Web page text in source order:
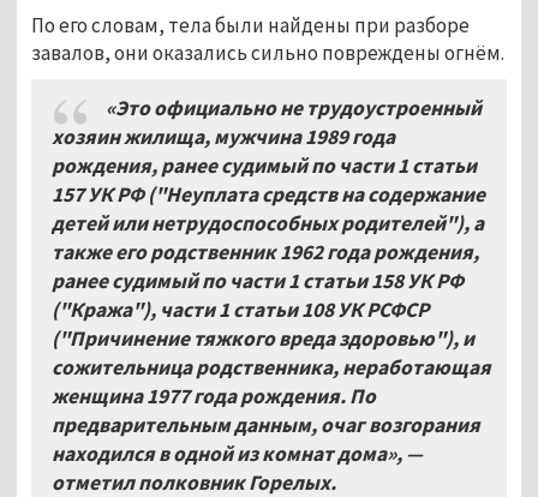
По его словам, тела были найдены при разборе
завалов, они оказались сильно повреждены огнём.
«Это официально не трудоустроенный
хозяин жилища, мужчина 1989 года
рождения, ранее судимый по части 1 статьи
157 УК РФ ("Неуплата средств на содержание
детей или нетрудоспособных родителей"), а
также его родственник 1962 года рождения,
ранее судимый по части 1 статьи 158 УК РФ
("Кража"), части 1 статьи 108 УК РСФСР
("Причинение тяжкого вреда здоровью"), и
сожительница родственника, неработающая
женщина 1977 года рождения. По
предварительным данным, очаг возгорания
находился в одной из комнат дома», —
отметил полковник Горелых.